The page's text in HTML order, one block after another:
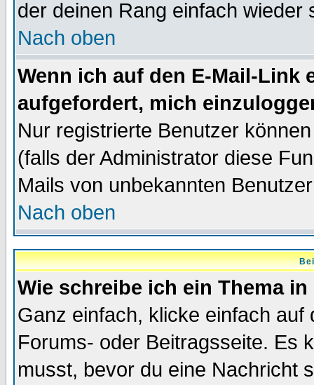
der deinen Rang einfach wieder
Nach oben
Wenn ich auf den E-Mail-Link
aufgefordert, mich
Nur registrierte Benutzer
(falls der Administrator diese
Mails von unbekannten
Nach oben
Wie schreibe ich ein Thema
Ganz einfach, klicke einfach
Forums- oder Beitragsseite. Es
musst, bevor du eine Nachricht